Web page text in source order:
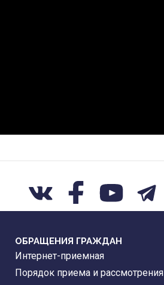
ОБРАЩЕНИЯ ГРАЖДАН
Интернет-приемная
Порядок приема и рассмотрения